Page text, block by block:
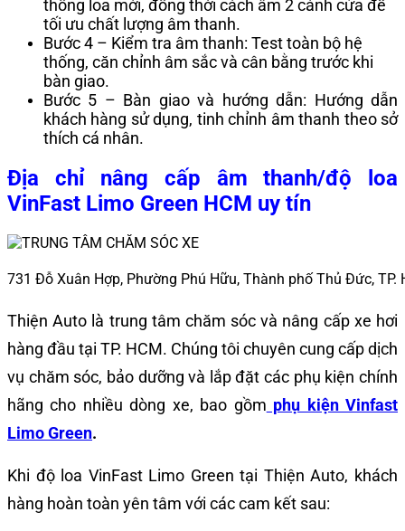
thống loa mới, đồng thời cách âm 2 cánh cửa để
tối ưu chất lượng âm thanh.
Bước 4 – Kiểm tra âm thanh: Test toàn bộ hệ
thống, căn chỉnh âm sắc và cân bằng trước khi
bàn giao.
Bước 5 – Bàn giao và hướng dẫn: Hướng dẫn
khách hàng sử dụng, tinh chỉnh âm thanh theo sở
thích cá nhân.
Địa chỉ nâng cấp âm thanh/độ loa
VinFast Limo Green HCM uy tín
731 Đỗ Xuân Hợp, Phường Phú Hữu, Thành phố Thủ Đức, TP.
Thiện Auto là trung tâm chăm sóc và nâng cấp xe hơi
hàng đầu tại TP. HCM. Chúng tôi chuyên cung cấp dịch
vụ chăm sóc, bảo dưỡng và lắp đặt các phụ kiện chính
hãng cho nhiều dòng xe, bao gồm phụ kiện Vinfast
Limo Green.
Khi độ loa VinFast Limo Green tại Thiện Auto, khách
hàng hoàn toàn yên tâm với các cam kết sau: